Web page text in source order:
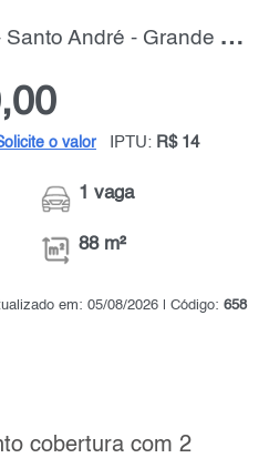
Santo André - Grande ABC
o valor IPTU: R$ 14
1 vaga
88 m²
em: 05/08/2026 | Código: 658
cobertura com 2